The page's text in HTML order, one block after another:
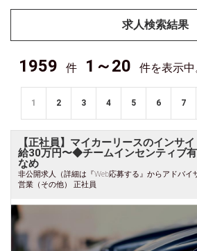
求人検索結果
1959 件 1～20 件を表示中
1 2 3 4 5 6 7
【正社員】マイカーリースのインサ
給30万円〜◆チームインセンティブ
なめ
非公開求人（詳細は『Web応募する』からアドバ
営業（その他） 正社員